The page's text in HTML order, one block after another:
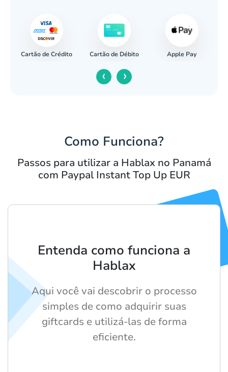
Cartão de Crédito Cartão de Débito Apple Pay
‹ ›
Como Funciona?
Passos para utilizar a Hablax no Panamá
com Paypal Instant Top Up EUR
Entenda como funciona a
Hablax
Aqui você vai descobrir o processo
simples de como adquirir suas
giftcards e utilizá-las de forma
eficiente.